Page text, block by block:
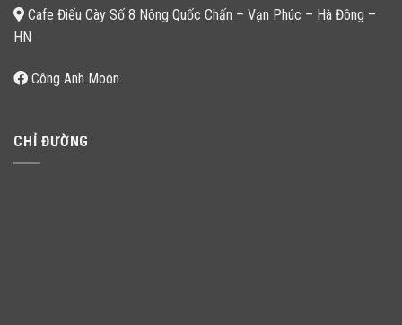
Cafe Điếu Cày Số 8 Nông Quốc Chấn – Vạn Phúc – Hà Đông –
HN
Công Anh Moon
CHỈ ĐƯỜNG